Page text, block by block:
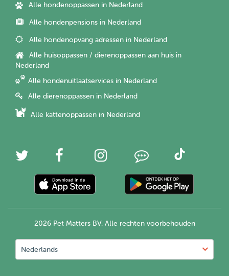
Alle hondenoppassen in Nederland
Alle hondenpensions in Nederland
Alle hondenopvang adressen in Nederland
Alle huisoppassen / dierenoppassen aan huis in
Nederland
Alle hondenuitlaatservices in Nederland
Alle dierenoppassen in Nederland
Alle kattenoppassen in Nederland
2026 Pet Matters BV. Alle rechten voorbehouden
Nederlands